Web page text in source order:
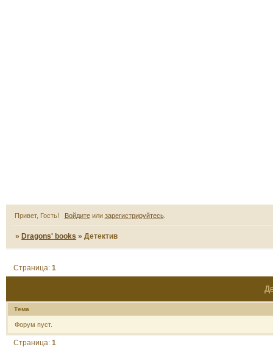
Привет, Гость! Войдитеили зарегистрируйтесь.
»Dragons' books »Детектив
Страница:1
Тема
Форум пуст.
Страница:1